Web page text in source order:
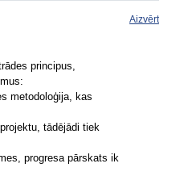
Aizvērt
principus,
metodoloģija, kas
tādējādi tiek
progresa pārskats ik